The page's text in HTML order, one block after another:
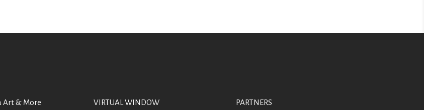
Art & More VIRTUAL WINDOW PARTNERS